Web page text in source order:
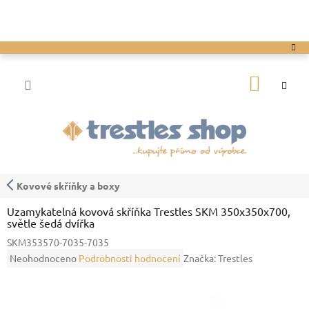
Kovové skříňky a boxy
Uzamykatelná kovová skříňka Trestles SKM 350x350x700,
světle šedá dvířka
SKM353570-7035-7035
Průměrné
Neohodnoceno Podrobnosti hodnocení Značka:Trestles